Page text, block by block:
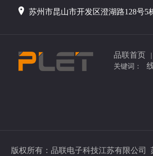
苏州市昆山市开发区澄湖路128号5
品联首页
关键词：
版权所有：品联电子科技江苏有限公司